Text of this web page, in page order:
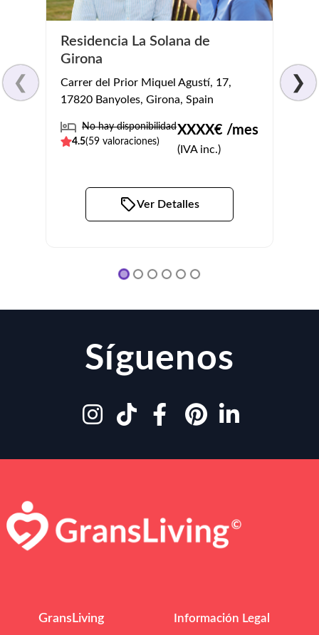
❮
Residencia La Solana de
Girona
Carrer del Prior Miquel Agustí, 17,
17820 Banyoles, Girona, Spain
No hay disponibilidad
4.5(59 valoraciones)
XXXX€ /mes
(IVA inc.)
Ver Detalles
❯
Síguenos
GransLiving Información Legal